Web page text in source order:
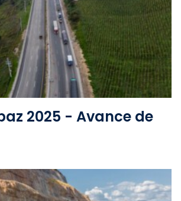
Ver la carpeta
2025 - Avance de